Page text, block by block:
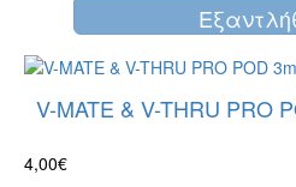
V-MATE & V-THRU PRO
4,00€